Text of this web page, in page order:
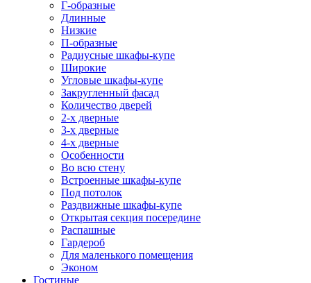
Г-образные
Длинные
Низкие
П-образные
Радиусные шкафы-купе
Широкие
Угловые шкафы-купе
Закругленный фасад
Количество дверей
2-х дверные
3-х дверные
4-х дверные
Особенности
Во всю стену
Встроенные шкафы-купе
Под потолок
Раздвижные шкафы-купе
Открытая секция посередине
Распашные
Гардероб
Для маленького помещения
Эконом
Гостиные